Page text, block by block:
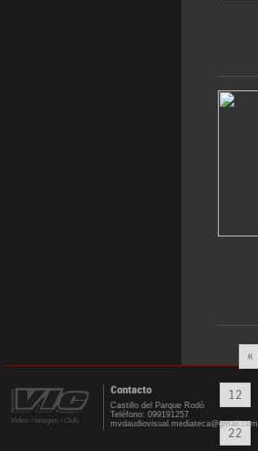
«
12
22
Contacto
Castillo del Parque Rodó
Teléfono: 099191257
mvdaudiovisual.mediateca@gmail.com